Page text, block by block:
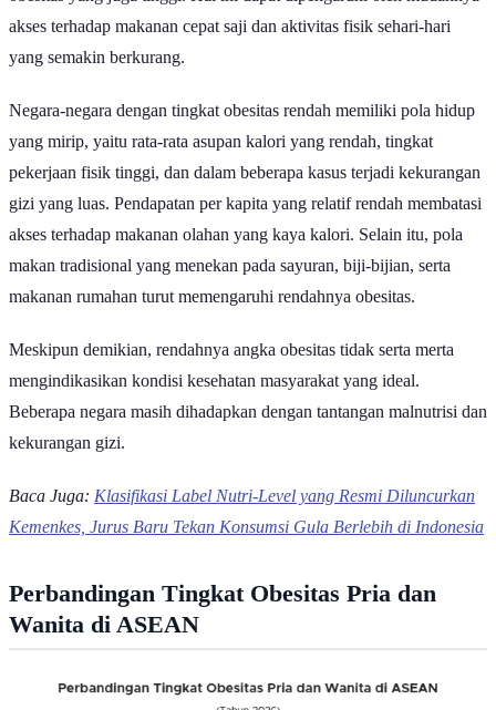
akses terhadap makanan cepat saji dan aktivitas fisik sehari-hari
yang semakin berkurang.
Negara-negara dengan tingkat obesitas rendah memiliki pola hidup
yang mirip, yaitu rata-rata asupan kalori yang rendah, tingkat
pekerjaan fisik tinggi, dan dalam beberapa kasus terjadi kekurangan
gizi yang luas. Pendapatan per kapita yang relatif rendah membatasi
akses terhadap makanan olahan yang kaya kalori. Selain itu, pola
makan tradisional yang menekan pada sayuran, biji-bijian, serta
makanan rumahan turut memengaruhi rendahnya obesitas.
Meskipun demikian, rendahnya angka obesitas tidak serta merta
mengindikasikan kondisi kesehatan masyarakat yang ideal.
Beberapa negara masih dihadapkan dengan tantangan malnutrisi dan
kekurangan gizi.
Baca Juga: Klasifikasi Label Nutri-Level yang Resmi Diluncurkan
Kemenkes, Jurus Baru Tekan Konsumsi Gula Berlebih di Indonesia
Perbandingan Tingkat Obesitas Pria dan
Wanita di ASEAN